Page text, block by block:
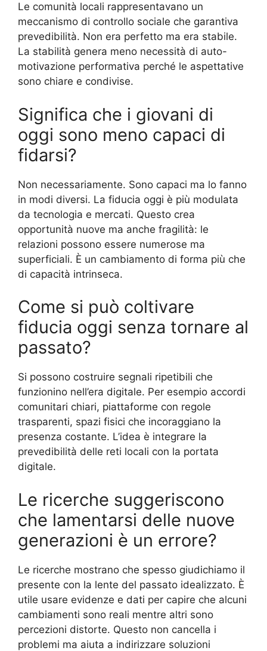
Le comunità locali rappresentavano un
meccanismo di controllo sociale che garantiva
prevedibilità. Non era perfetto ma era stabile.
La stabilità genera meno necessità di auto-
motivazione performativa perché le aspettative
sono chiare e condivise.
Significa che i giovani di
oggi sono meno capaci di
fidarsi?
Non necessariamente. Sono capaci ma lo fanno
in modi diversi. La fiducia oggi è più modulata
da tecnologia e mercati. Questo crea
opportunità nuove ma anche fragilità: le
relazioni possono essere numerose ma
superficiali. È un cambiamento di forma più che
di capacità intrinseca.
Come si può coltivare
fiducia oggi senza tornare al
passato?
Si possono costruire segnali ripetibili che
funzionino nell’era digitale. Per esempio accordi
comunitari chiari, piattaforme con regole
trasparenti, spazi fisici che incoraggiano la
presenza costante. L’idea è integrare la
prevedibilità delle reti locali con la portata
digitale.
Le ricerche suggeriscono
che lamentarsi delle nuove
generazioni è un errore?
Le ricerche mostrano che spesso giudichiamo il
presente con la lente del passato idealizzato. È
utile usare evidenze e dati per capire che alcuni
cambiamenti sono reali mentre altri sono
percezioni distorte. Questo non cancella i
problemi ma aiuta a indirizzare soluzioni